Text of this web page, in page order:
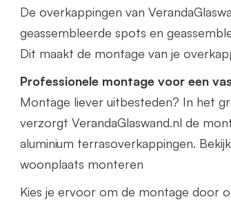
De overkappingen van
geassembleerde spots en
Dit maakt de montage van je
Professionele montage voor een
Montage liever uitbesteden? In het
verzorgt VerandaGlaswand.nl de
aluminium terrasoverkappingen.
woonplaats monteren
Kies je ervoor om de montage door